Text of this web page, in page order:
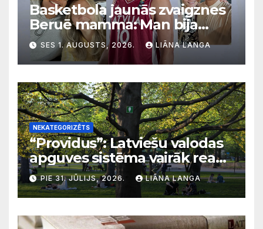
Basketbola jaunās zvaigznes
Beruē mamma: Man bija
svarīgi, lai bērni apgūst
latviešu valodu
SES 1. AUGUSTS, 2026. LIĀNA LANGA
NEKATEGORIZĒTS
“Providus”: Latviešu valodas
apguves sistēma vairāk reaģē
uz krīzēm nekā ilgtermiņa
migrācijas tendencēm
PIE 31. JŪLIJS, 2026. LIĀNA LANGA